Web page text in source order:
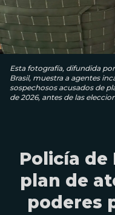
Esta fotografía, difundida
Brasil, muestra a agentes
sospechosos acusados ​​de
de 2026, antes de las
Policía de
plan de
poderes